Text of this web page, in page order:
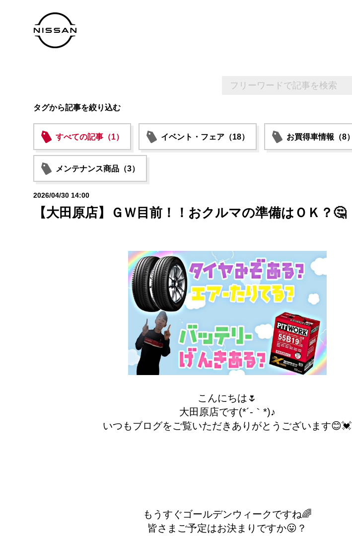
タグから記事を絞り込む
すべての記事（1） イベント・フェア（18） お買得車情報（8）
メンテナンス商品（3）
2026/04/30 14:00
【大田原店】ＧＷ目前！！おクルマの準備はＯＫ？🤔
こんにちは🌷
大田原店です(*´-｀*)♪
いつもブログをご覧いただきありがとうございます😊💓
もうすぐゴールデンウィークですね🌈
皆さまご予定はお決まりですか😛？